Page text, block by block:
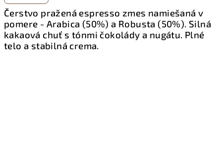
Čerstvo pražená espresso zmes namiešaná v
pomere - Arabica (50%) a Robusta (50%). Silná
kakaová chuť s tónmi čokolády a nugátu. Plné
telo a stabilná crema.